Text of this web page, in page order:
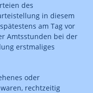
des
in diesem
am Tag vor
Amtsstunden bei der
erstmaliges
oder
rechtzeitig